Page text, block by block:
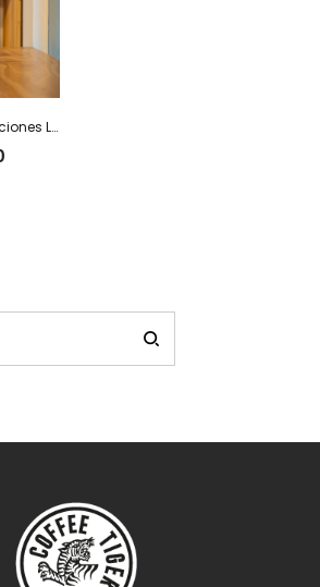
Burundi Muyinga – Ediciones Limitadas Tiger